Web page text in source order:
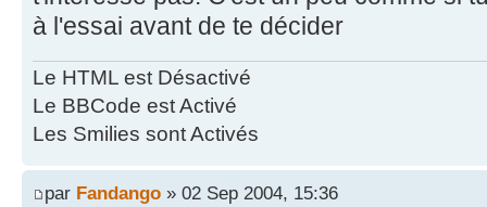
à l'essai avant de te décider
Le HTML est Désactivé
Le BBCode est Activé
Les Smilies sont Activés
par Fandango » 02 Sep 2004, 15:36